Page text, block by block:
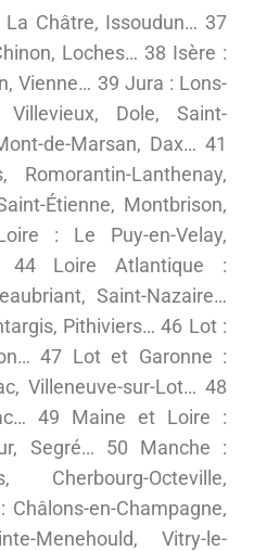
La Châtre, Issoudun… 37
Loches… 38 Isère :
Vienne… 39 Jura : Lons-
Villevieux, Dole, Saint-
de-Marsan, Dax… 41
Lanthenay,
Étienne, Montbrison,
: Le Puy-en-Velay,
44 Loire Atlantique :
Saint-Nazaire…
Pithiviers… 46 Lot :
47 Lot et Garonne :
Villeneuve-sur-Lot… 48
49 Maine et Loire :
Segré… 50 Manche :
Cherbourg-Octeville,
en-Champagne,
Menehould, Vitry-le-